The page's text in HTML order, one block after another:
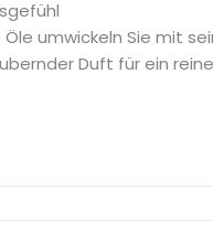
umwickeln Sie mit
Duft für ein